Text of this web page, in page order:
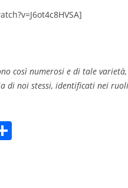
così numerosi e di tale
di noi stessi, identificati nei